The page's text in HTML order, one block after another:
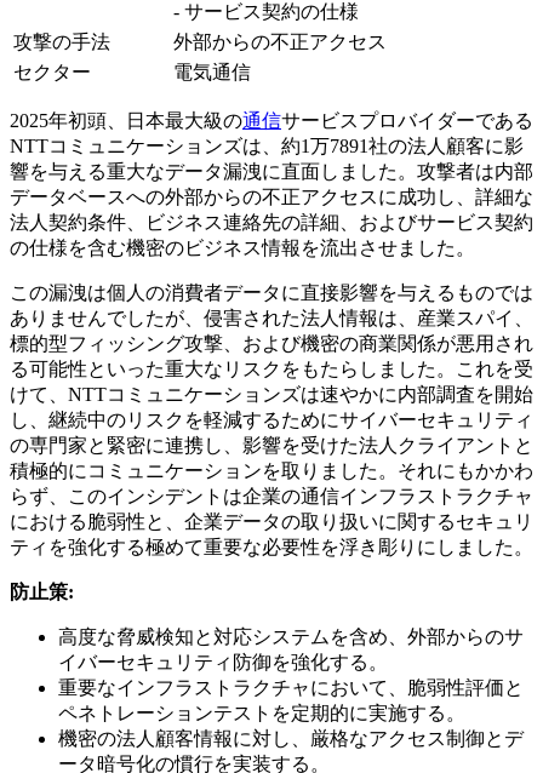
- サービス契約の仕様
攻撃の手法
外部からの不正アクセス
セクター
電気通信
2025年初頭、日本最大級の通信サービスプロバイダーである
NTTコミュニケーションズは、約1万7891社の法人顧客に影
響を与える重大なデータ漏洩に直面しました。攻撃者は内部
データベースへの外部からの不正アクセスに成功し、詳細な
法人契約条件、ビジネス連絡先の詳細、およびサービス契約
の仕様を含む機密のビジネス情報を流出させました。
この漏洩は個人の消費者データに直接影響を与えるものでは
ありませんでしたが、侵害された法人情報は、産業スパイ、
標的型フィッシング攻撃、および機密の商業関係が悪用され
る可能性といった重大なリスクをもたらしました。これを受
けて、NTTコミュニケーションズは速やかに内部調査を開始
し、継続中のリスクを軽減するためにサイバーセキュリティ
の専門家と緊密に連携し、影響を受けた法人クライアントと
積極的にコミュニケーションを取りました。それにもかかわ
らず、このインシデントは企業の通信インフラストラクチャ
における脆弱性と、企業データの取り扱いに関するセキュリ
ティを強化する極めて重要な必要性を浮き彫りにしました。
防止策:
高度な脅威検知と対応システムを含め、外部からのサ
イバーセキュリティ防御を強化する。
重要なインフラストラクチャにおいて、脆弱性評価と
ペネトレーションテストを定期的に実施する。
機密の法人顧客情報に対し、厳格なアクセス制御とデ
ータ暗号化の慣行を実装する。